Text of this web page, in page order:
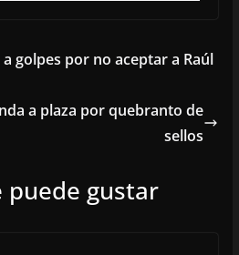
golpes por no aceptar a Raúl
a plaza por quebranto de
sellos
puede gustar